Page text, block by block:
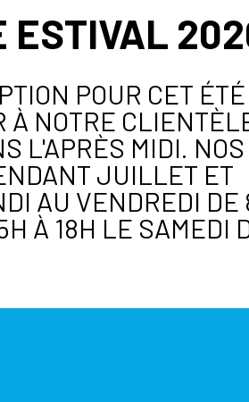
ESTIVAL
POUR CET
À NOTRE
L'APRÈS MIDI. NOS
JUILLET ET
AU VENDREDI DE
À 18H LE SAMEDI